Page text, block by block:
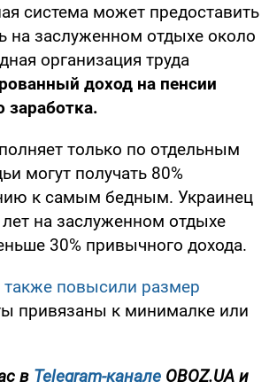
система может предоставить
на заслуженном отдыхе около
организация труда
доход на пенсии
заработка.
только по отдельным
могут получать 80%
к самым бедным. Украинец
на заслуженном отдыхе
30% привычного дохода.
также повысили размер
привязаны к минималке или
в Telegram-канале OBOZ.UA и